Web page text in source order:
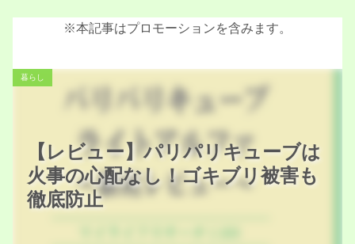
※本記事はプロモーションを含みます。
【レビュー】パリパリキューブは
火事の心配なし！ゴキブリ被害も
徹底防止
暮らし